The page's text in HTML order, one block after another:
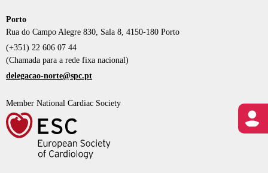
Porto
Rua do Campo Alegre 830, Sala 8, 4150-180 Porto
(+351) 22 606 07 44
(Chamada para a rede fixa nacional)
delegacao-norte@spc.pt
Member National Cardiac Society